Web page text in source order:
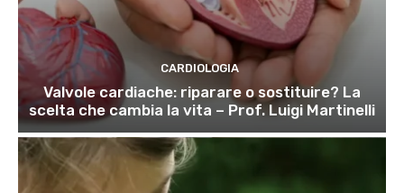
CARDIOLOGIA
Valvole cardiache: riparare o sostituire? La
scelta che cambia la vita – Prof. Luigi Martinelli